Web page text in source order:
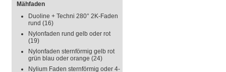
Mähfaden
Duoline + Techni 280° 2K-Faden
rund (16)
Nylonfaden rund gelb oder rot
(19)
Nylonfaden sternförmig gelb rot
grün blau oder orange (24)
Nylium Faden sternförmig oder 4-